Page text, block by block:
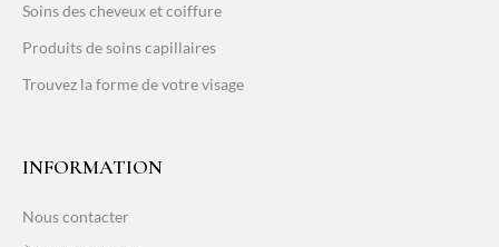
Soins des cheveux et coiffure
Produits de soins capillaires
Trouvez la forme de votre visage
INFORMATION
Nous contacter